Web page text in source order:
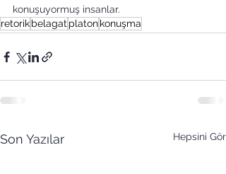
konuşuyormuş insanlar.
retorikbelagat platonkonuşma
Son Yazılar Hepsini Gör